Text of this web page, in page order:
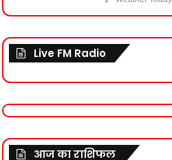
Live FM Radio
आज का राशिफल